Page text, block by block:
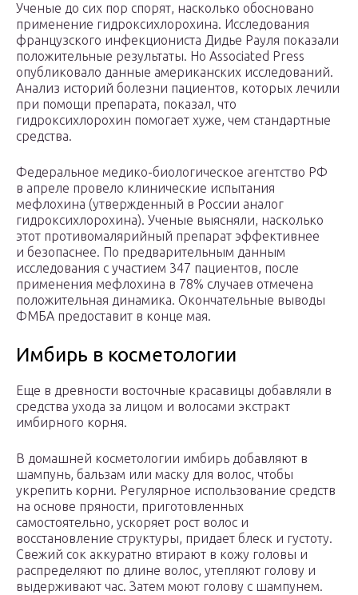
Ученые до сих пор спорят, насколько обосновано
применение гидроксихлорохина. Исследования
французского инфекциониста Дидье Рауля показали
положительные результаты. Но Associated Press
опубликовало данные американских исследований.
Анализ историй болезни пациентов, которых лечили
при помощи препарата, показал, что
гидроксихлорохин помогает хуже, чем стандартные
средства.
Федеральное медико-биологическое агентство РФ
в апреле провело клинические испытания
мефлохина (утвержденный в России аналог
гидроксихлорохина). Ученые выясняли, насколько
этот противомалярийный препарат эффективнее
и безопаснее. По предварительным данным
исследования с участием 347 пациентов, после
применения мефлохина в 78% случаев отмечена
положительная динамика. Окончательные выводы
ФМБА предоставит в конце мая.
Имбирь в косметологии
Еще в древности восточные красавицы добавляли в
средства ухода за лицом и волосами экстракт
имбирного корня.
В домашней косметологии имбирь добавляют в
шампунь, бальзам или маску для волос, чтобы
укрепить корни. Регулярное использование средств
на основе пряности, приготовленных
самостоятельно, ускоряет рост волос и
восстановление структуры, придает блеск и густоту.
Свежий сок аккуратно втирают в кожу головы и
распределяют по длине волос, утепляют голову и
выдерживают час. Затем моют голову с шампунем.